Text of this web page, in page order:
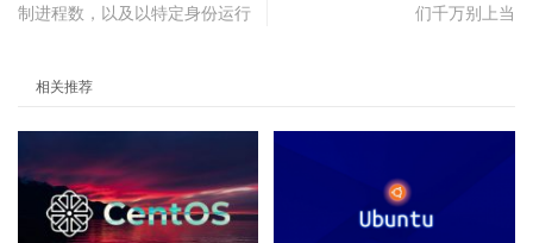
制进程数，以及以特定身份运行
们千万别上当
相关推荐